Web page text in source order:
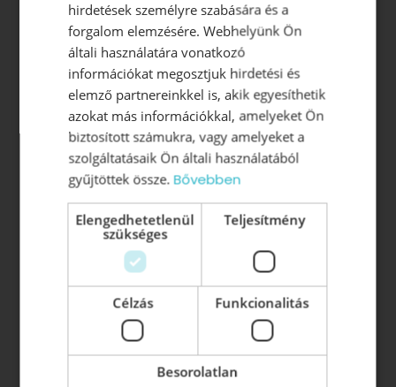
Motivációs rendszer kialakítása
Jelöltanalízis
Onboarding(új munkatárs beillesztése a
szervezetbe)
Wellbeing szolgáltatások
Vezetőképzés
Vezetői tréning
Vezetői konzultáció
Vezetői könyvek:
Z-HATÁS: A vezetés új korszaka
Beosztottból szövetséges
A motivált munkatárs létezik
hirdetések személyre szabására és a
forgalom elemzésére. Webhelyünk Ön
általi használatára vonatkozó
információkat megosztjuk hirdetési és
elemző partnereinkkel is, akik egyesíthetik
azokat más információkkal, amelyeket Ön
biztosított számukra, vagy amelyeket a
szolgáltatásaik Ön általi használatából
gyűjtöttek össze.Bővebben
Elengedhetetlenül
szükséges
Teljesítmény
Célzás Funkcionalitás
Besorolatlan